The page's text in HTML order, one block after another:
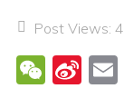
Post Views:
W Si